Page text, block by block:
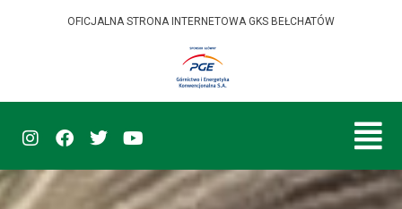
OFICJALNA STRONA INTERNETOWA GKS BEŁCHATÓW